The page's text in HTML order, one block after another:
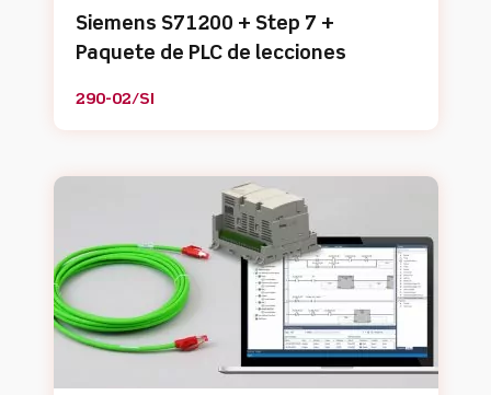
Siemens S71200 + Step 7 +
Paquete de PLC de lecciones
290-02/SI